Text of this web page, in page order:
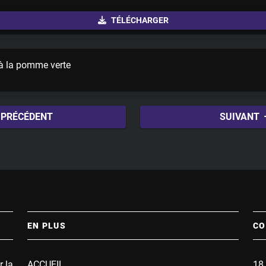
u
TÉLÉCHARGER
la pomme verte
PRÉCÉDENT SUIVANT
EN PLUS